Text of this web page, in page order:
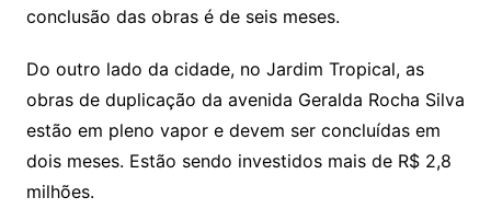
conclusão das obras é de seis meses.
Do outro lado da cidade, no Jardim Tropical, as
obras de duplicação da avenida Geralda Rocha Silva
estão em pleno vapor e devem ser concluídas em
dois meses. Estão sendo investidos mais de R$ 2,8
milhões.